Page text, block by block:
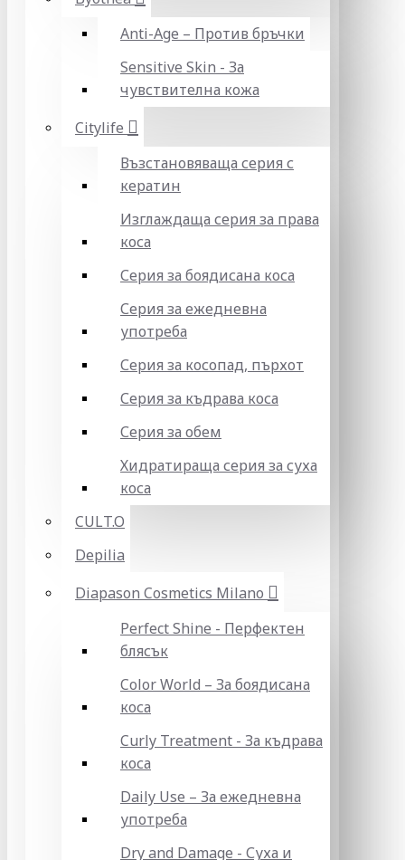
Anti-Age – Против бръчки
Sensitive Skin - За
чувствителна кожа
Citylife
Възстановяваща серия с
кератин
Изглаждаща серия за права
коса
Серия за боядисана коса
Серия за ежедневна
употреба
Серия за косопад, пърхот
Серия за къдрава коса
Серия за обем
Хидратираща серия за суха
коса
CULT.O
Depilia
Diapason Cosmetics Milano
Perfect Shine - Перфектен
блясък
Color World – За боядисана
коса
Curly Treatment - За къдрава
коса
Daily Use – За ежедневна
употреба
Dry and Damage - Суха и